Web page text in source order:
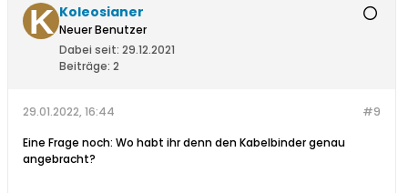
Koleosianer
Neuer Benutzer
Dabei seit: 29.12.2021
Beiträge: 2
#9
29.01.2022, 16:44
Eine Frage noch: Wo habt ihr denn den Kabelbinder genau
angebracht?